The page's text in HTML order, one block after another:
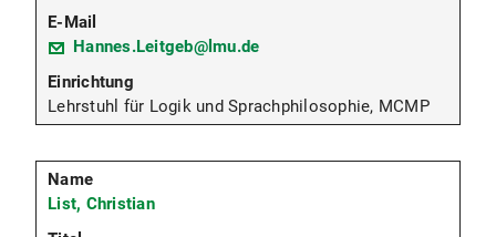
Hannes.Leitgeb@lmu.de
Lehrstuhl für Logik und Sprachphilosophie, MCMP
List, Christian